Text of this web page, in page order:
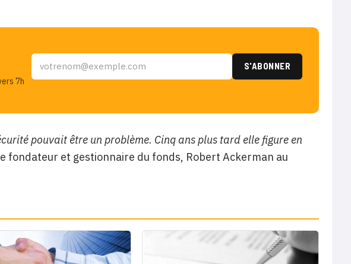
7h
pouvait être un problème. Cinq ans plus tard elle figure en
fondateur et gestionnaire du fonds, Robert Ackerman au